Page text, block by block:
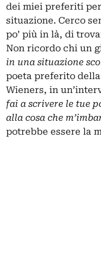
dei miei preferiti
situazione. Cerco
po’ più in là, di
Non ricordo chi un
in una situazione
poeta preferito
Wieners, in
fai a scrivere le tue
alla cosa che
potrebbe essere la